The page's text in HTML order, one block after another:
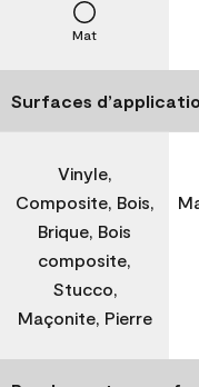
Mat
Surfaces
Vinyle,
Composite, Bois,
Brique, Bois
composite,
Stucco,
Maçonite, Pierre